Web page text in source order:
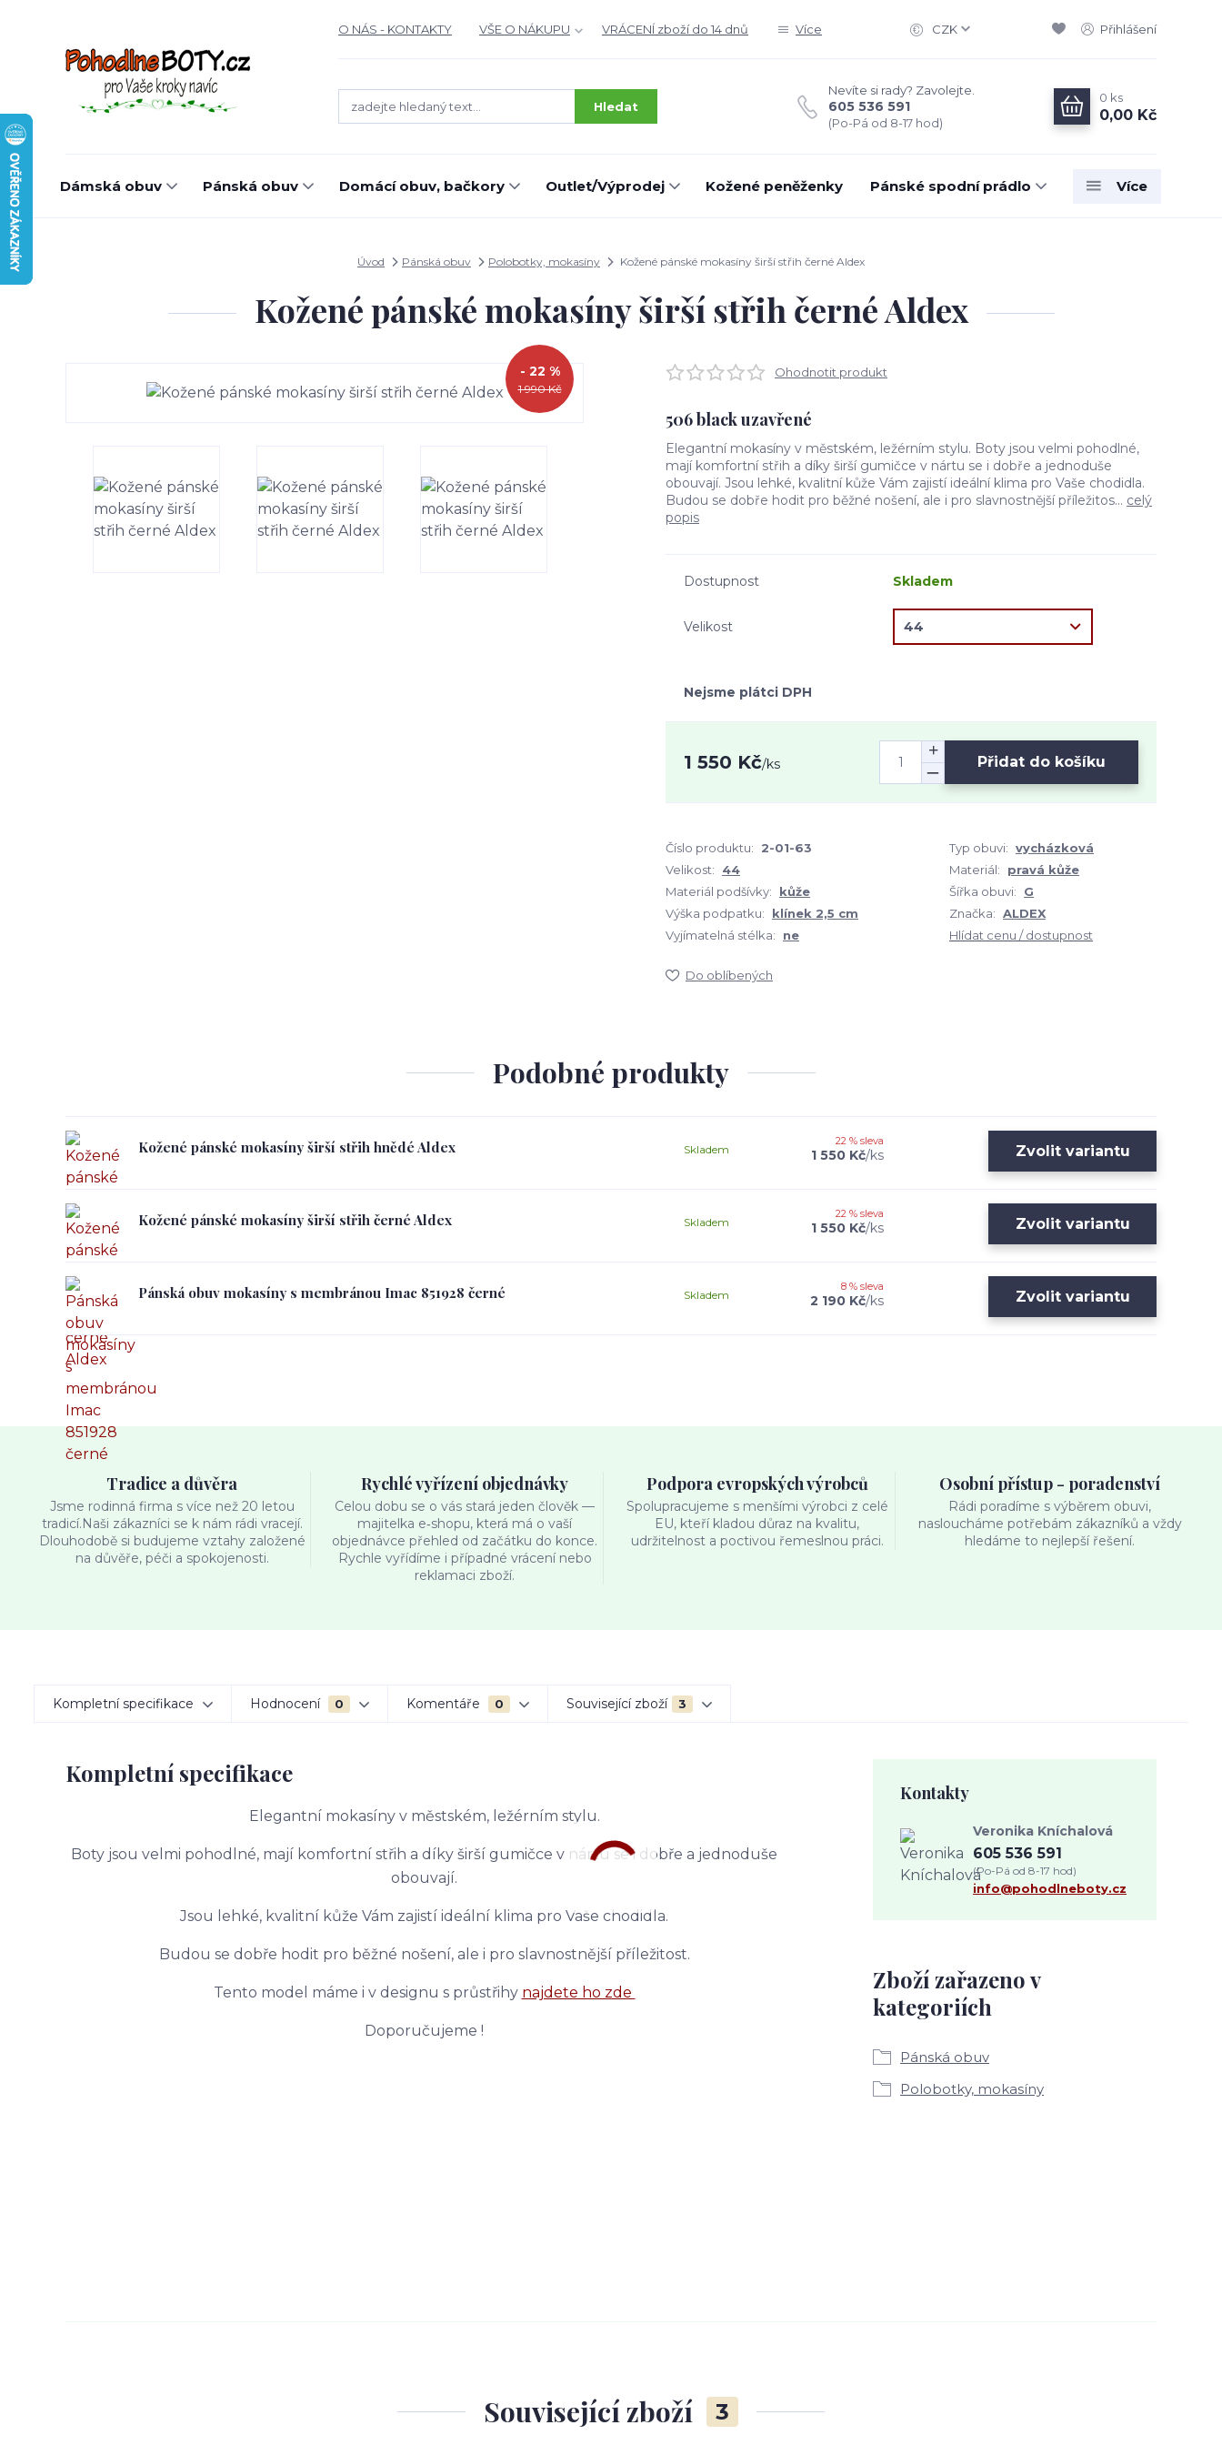
O NÁS - KONTAKTY VŠE O NÁKUPU VRÁCENÍ zboží do 14 dnů Více CZK Přihlášení
Hledat
Nevíte si rady? Zavolejte.
605 536 591
(Po-Pá od 8-17 hod)
0 ks
0,00 Kč
Dámská obuv Pánská obuv Domácí obuv, bačkory Outlet/Výprodej Kožené peněženky Pánské spodní prádlo Více
Úvod Pánská obuv Polobotky, mokasíny Kožené pánské mokasíny širší střih černé Aldex
Kožené pánské mokasíny širší střih černé Aldex
1 990 Kč
- 22 % Ohodnotit produkt
506 black uzavřené
Elegantní mokasíny v městském, ležérním stylu. Boty jsou velmi pohodlné,
mají komfortní střih a díky širší gumičce v nártu se i dobře a jednoduše
obouvají. Jsou lehké, kvalitní kůže Vám zajistí ideální klima pro Vaše chodidla.
Budou se dobře hodit pro běžné nošení, ale i pro slavnostnější příležitos... celý
popis
Dostupnost Skladem
Velikost
Nejsme plátci DPH
1 550 Kč/ks Přidat do košíku
Číslo produktu: 2-01-63 Typ obuvi: vycházková
Velikost:
44 Materiál:
pravá kůže
Materiál podšívky:
kůže Šířka obuvi:
G
Výška podpatku:
klínek 2,5 cm Značka: ALDEX
Vyjímatelná stélka:
ne Hlídat cenu / dostupnost
Do oblíbených
Podobné produkty
Kožené pánské mokasíny širší střih hnědé Aldex 22 % sleva
1 550 Kč/ks
Skladem Zvolit variantu
Kožené pánské mokasíny širší střih černé Aldex 22 % sleva
1 550 Kč/ks
Skladem Zvolit variantu
Pánská obuv mokasíny s membránou Imac 851928 černé 8 % sleva
2 190 Kč/ks
Skladem Zvolit variantu
Tradice a důvěra
Jsme rodinná firma s více než 20 letou
tradicí.Naši zákazníci se k nám rádi vracejí.
Dlouhodobě si budujeme vztahy založené
na důvěře, péči a spokojenosti.
Rychlé vyřízení objednávky
Celou dobu se o vás stará jeden člověk —
majitelka e‑shopu, která má o vaší
objednávce přehled od začátku do konce.
Rychle vyřídíme i případné vrácení nebo
reklamaci zboží.
Podpora evropských výrobců
Spolupracujeme s menšími výrobci z celé
EU, kteří kladou důraz na kvalitu,
udržitelnost a poctivou řemeslnou práci.
Osobní přístup - poradenství
Rádi poradíme s výběrem obuvi,
nasloucháme potřebám zákazníků a vždy
hledáme to nejlepší řešení.
Kompletní specifikace Hodnocení 0 Komentáře 0 Související zboží 3
Kompletní specifikace
Elegantní mokasíny v městském, ležérním stylu.
Boty jsou velmi pohodlné, mají komfortní střih a díky širší gumičce v nártu se i dobře a jednoduše
obouvají.
Jsou lehké, kvalitní kůže Vám zajistí ideální klima pro Vaše chodidla.
Budou se dobře hodit pro běžné nošení, ale i pro slavnostnější příležitost.
Tento model máme i v designu s průstřihy najdete ho zde
Doporučujeme !
Zboží zařazeno v
kategoriích
Pánská obuv
Polobotky, mokasíny
Kontakty
Veronika Kníchalová
605 536 591
(Po-Pá od 8-17 hod)
info@pohodlneboty.cz
Související zboží 3